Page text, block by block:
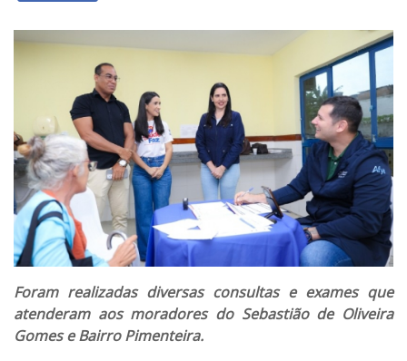
Foram realizadas diversas consultas e exames que
atenderam aos moradores do Sebastião de Oliveira
Gomes e Bairro Pimenteira.